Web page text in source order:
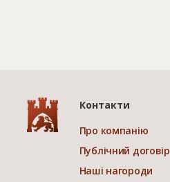
Контакти
Про компанію
Публічний договір
Наші нагороди